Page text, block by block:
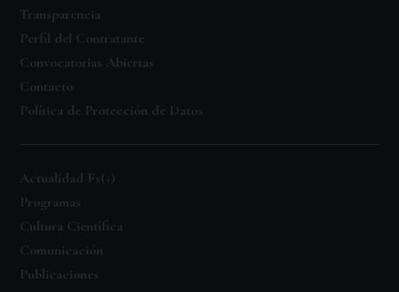
Transparencia
Perfil del Contratante
Convocatorias Abiertas
Contacto
Política de Protección de Datos
Actualidad Fs(+)
Programas
Cultura Científica
Comunicación
Publicaciones